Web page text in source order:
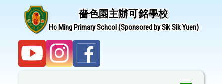
嗇色園主辦可銘學校
Ho Ming Primary School (Sponsored by Sik Sik Yuen)